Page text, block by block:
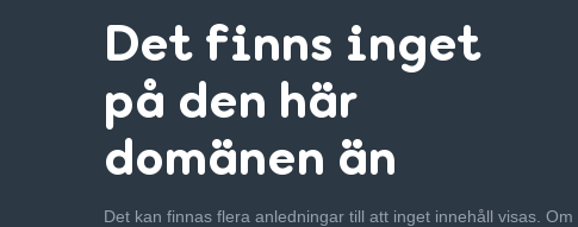
Det finns inget
på den här
domänen än
Det kan finnas flera anledningar till att inget innehåll visas. Om